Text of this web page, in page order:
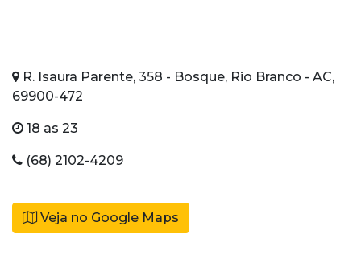
R. Isaura Parente, 358 - Bosque, Rio Branco - AC,
69900-472
18 as 23
(68) 2102-4209
Veja no Google Maps